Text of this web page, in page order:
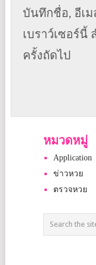
บันทึกชื่อ, อีเ
เบราว์เซอร์นี้
ครั้งถัดไป
หมวดหมู่
Application
ข่าวหวย
ตรวจหวย